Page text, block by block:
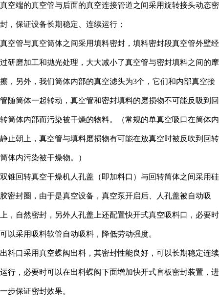
真空端的真空管与后面的真空连接管道之间采用旋转接头动态密
封，保证设备长期稳定、连续运行；
真空管与真空筒体之间采用填料密封，填料密封段真空管外壁经
过研磨加工和抛光处理，大大减小了真空管与密封填料之间的摩
擦，另外，我们筒体内部的真空滤头为3个，它们和内部真空接
管随筒体一起转动，真空管和密封填料的磨损物不可能反吸到回
转筒体内部而污染被干燥的物料。（常规的单真空吸口在筒体内
静止朝上，真空管与填料磨损物有可能在放真空时被反吹到回转
筒体内污染被干燥物。）
双锥回转真空干燥机人孔盖（即加料口）与回转筒体之间采用硅
胶密封圈，由于是真空设备，真空泵开启后、人孔盖被自动吸
上，自然密封，另外人孔盖上还配置快开式真空吸料口，必要时
可以采用吸料软管自动吸料，降低劳动强度。
出料口采用真空蝶阀出料，其密封性能良好，可以长期稳定连续
运行，必要时可以在出料蝶阀下面增加快开式盲板密封装置，进
一步保证密封效果。